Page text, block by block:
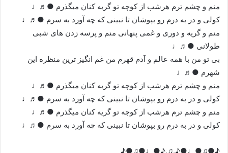
منم و چشم ترم هرشب از کوچه تو گریه کنان میگذرم ●♬♩
کولی و در به درم رو بپوشان تا نبینی که چه آورد به سرم ●♬♩
منم و گریه و دوری و غمی پنهانی منم و پرسه زدن های شبی
طولانی ●♬♩
بی تو من با همه عالم و آدم قهرم من غم انگیز ترین منظره این
شهرم ●♬♩
منم و چشم ترم هرشب از کوچه تو گریه کنان میگذرم ●♬♩
کولی و در به درم رو بپوشان تا نبینی که چه آورد به سرم ●♬♩
منم و چشم ترم هرشب از کوچه تو گریه کنان میگذرم ●♬♩
کولی و در به درم رو بپوشان تا نبینی که چه آورد به سرم ●♬♩
♪●♫●♩●♪.♫.♪●♩●♫●♪